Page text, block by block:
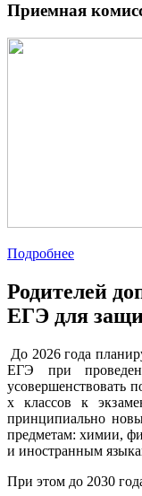
Приемная
Подробнее
Родителей
ЕГЭ для
До 2026 года
ЕГЭ при
усовершенствовать
х классов к
принципиально
предметам: химии,
и иностранным
При этом до 2030